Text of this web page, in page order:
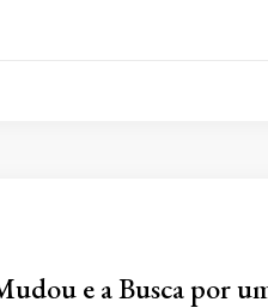
e a Busca por